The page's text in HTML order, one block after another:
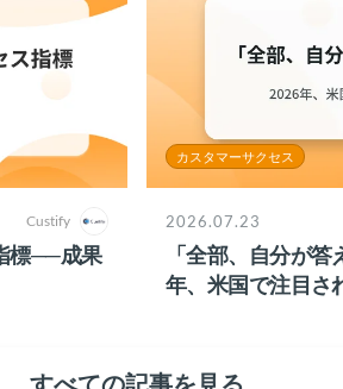
Custify
標──成果
カスタマーサクセス
2026.07.23
「全部、自分が
年、米国で注目さ
すべての記事を見る